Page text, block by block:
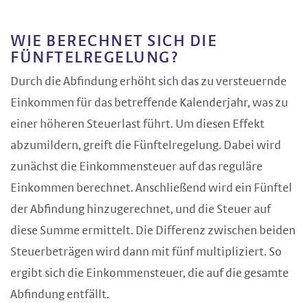
WIE BERECHNET SICH DIE
FÜNFTELREGELUNG?
Durch die Abfindung erhöht sich das zu versteuernde
Einkommen für das betreffende Kalenderjahr, was zu
einer höheren Steuerlast führt. Um diesen Effekt
abzumildern, greift die Fünftelregelung. Dabei wird
zunächst die Einkommensteuer auf das reguläre
Einkommen berechnet. Anschließend wird ein Fünftel
der Abfindung hinzugerechnet, und die Steuer auf
diese Summe ermittelt. Die Differenz zwischen beiden
Steuerbeträgen wird dann mit fünf multipliziert. So
ergibt sich die Einkommensteuer, die auf die gesamte
Abfindung entfällt.